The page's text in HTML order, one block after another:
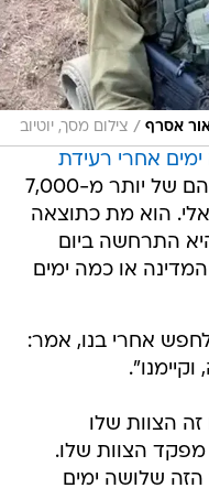
אסרף / צילום מסך, יוטיוב
אחרי רעידת
הקשה, שגבתה את חייהם של יותר מ-7,000
הוא מת כתוצאה
התרחשה ביום
או כמה ימים
אחרי בנו, אמר:
הצוות שלו
מפקד הצוות שלו.
הזה שלושה ימים